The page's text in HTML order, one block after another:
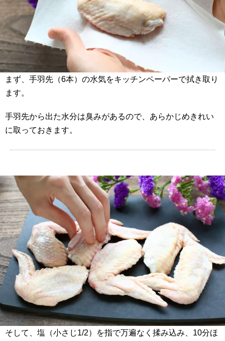
まず、手羽先（6本）の水気をキッチンペーパーで拭き取り
ます。
手羽先から出た水分は臭みがあるので、あらかじめきれい
に取っておきます。
そして、塩（小さじ1/2）を指で万遍なく揉み込み、10分ほ